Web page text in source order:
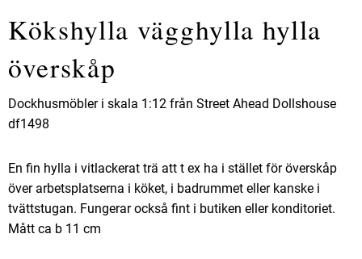
Kökshylla vägghylla hylla
överskåp
Dockhusmöbler i skala 1:12 från Street Ahead Dollshouse
df1498
En fin hylla i vitlackerat trä att t ex ha i stället för överskåp
över arbetsplatserna i köket, i badrummet eller kanske i
tvättstugan. Fungerar också fint i butiken eller konditoriet.
Mått ca b 11 cm